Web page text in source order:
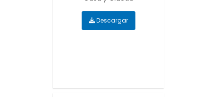
Descargar